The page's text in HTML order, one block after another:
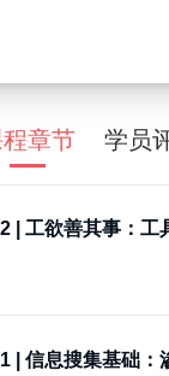
章节 学员
| 工欲善其事：工
| 信息搜集基础：